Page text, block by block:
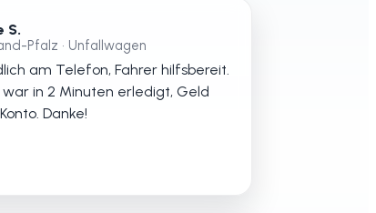
S.
Pfalz • Unfallwagen
am Telefon, Fahrer hilfsbereit.
in 2 Minuten erledigt, Geld
Danke!